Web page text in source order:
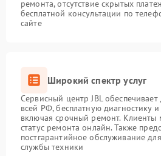
ремонта, отсутствие скрытых
бесплатной консультации по
сайте
Широкий спектр услуг
Сервисный центр JBL обеспечивает
всей РФ, бесплатную диагностику
включая срочный ремонт. Клиенты
статус ремонта онлайн. Также
постгарантийное обслуживание
службы техники